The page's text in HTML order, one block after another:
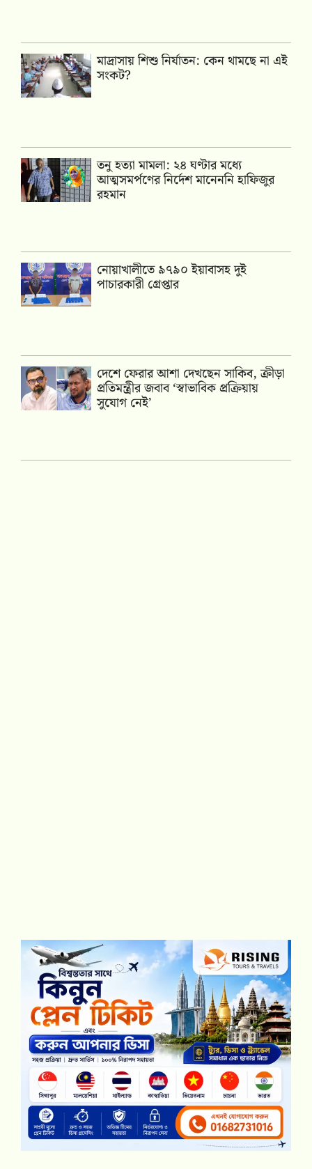
মাদ্রাসায় শিশু নির্যাতন: কেন থামছে না এই
সংকট?
তনু হত্যা মামলা: ২৪ ঘণ্টার মধ্যে
আত্মসমর্পণের নির্দেশ মানেননি হাফিজুর
রহমান
নোয়াখালীতে ৯৭৯০ ইয়াবাসহ দুই
পাচারকারী গ্রেপ্তার
দেশে ফেরার আশা দেখছেন সাকিব, ক্রীড়া
প্রতিমন্ত্রীর জবাব ‘স্বাভাবিক প্রক্রিয়ায়
সুযোগ নেই’